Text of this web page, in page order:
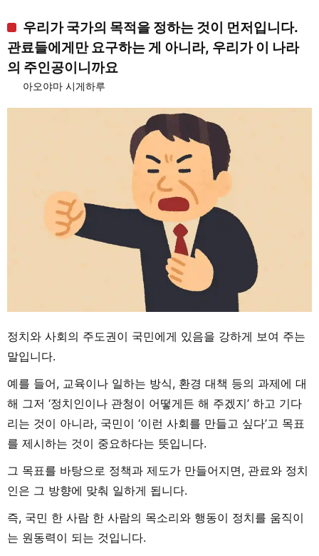
우리가 국가의 목적을 정하는 것이 먼저입니다.
관료들에게만 요구하는 게 아니라, 우리가 이 나라
의 주인공이니까요
아오야마 시게하루
정치와 사회의 주도권이 국민에게 있음을 강하게 보여 주는
말입니다.
예를 들어, 교육이나 일하는 방식, 환경 대책 등의 과제에 대
해 그저 ‘정치인이나 관청이 어떻게든 해 주겠지’ 하고 기다
리는 것이 아니라, 국민이 ‘이런 사회를 만들고 싶다’고 목표
를 제시하는 것이 중요하다는 뜻입니다.
그 목표를 바탕으로 정책과 제도가 만들어지면, 관료와 정치
인은 그 방향에 맞춰 일하게 됩니다.
즉, 국민 한 사람 한 사람의 목소리와 행동이 정치를 움직이
는 원동력이 되는 것입니다.